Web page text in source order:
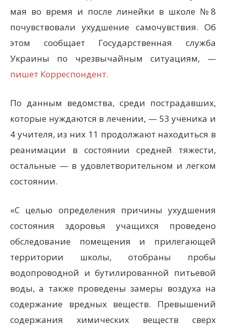
мая во время и после линейки в школе №8
почувствовали ухудшение самочувствия. Об
этом сообщает Государственная служба
Украины по чрезвычайным ситуациям, —
пишет Корреспондент.
По данным ведомства, среди пострадавших,
которые нуждаются в лечении, — 53 ученика и
4 учителя, из них 11 продолжают находиться в
реанимации в состоянии средней тяжести,
остальные — в удовлетворительном и легком
состоянии.
«С целью определения причины ухудшения
состояния здоровья учащихся проведено
обследование помещения и прилегающей
территории школы, отобраны пробы
водопроводной и бутилированной питьевой
воды, а также проведены замеры воздуха на
содержание вредных веществ. Превышений
содержания химических веществ сверх